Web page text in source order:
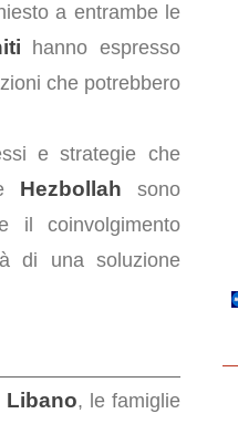
a entrambe le
hanno espresso
che potrebbero
e strategie che
Hezbollah sono
il coinvolgimento
di una soluzione
Libano, le famiglie